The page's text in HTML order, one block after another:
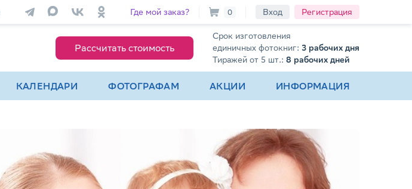
Где мой заказ? 0 Вход Регистрация
Рассчитать стоимость
Срок изготовления
единичных фотокниг: 3 рабочих дня
Тиражей от 5 шт.: 8 рабочих дней
КАЛЕНДАРИ ФОТОГРАФАМ АКЦИИ ИНФОРМАЦИЯ